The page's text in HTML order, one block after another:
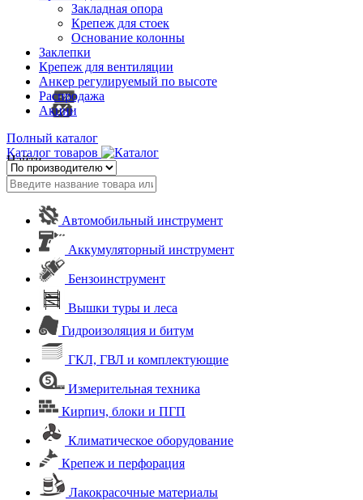
Закладная опора
Крепеж для стоек
Основание колонны
Заклепки
Крепеж для вентиляции
Анкер регулируемый по высоте
Распродажа
Акции
Полный каталог
Каталог товаров
Найти
Автомобильный инструмент
Аккумуляторный инструмент
Бензоинструмент
Вышки туры и леса
Гидроизоляция и битум
ГКЛ, ГВЛ и комплектующие
Измерительная техника
Кирпич, блоки и ПГП
Климатическое оборудование
Крепеж и перфорация
Лакокрасочные материалы